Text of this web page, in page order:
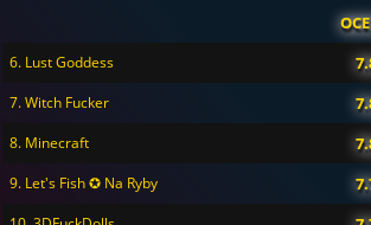
6. Lust Goddess
7. Witch Fucker
8. Minecraft
9. Let's Fish ✪ Na Ryby